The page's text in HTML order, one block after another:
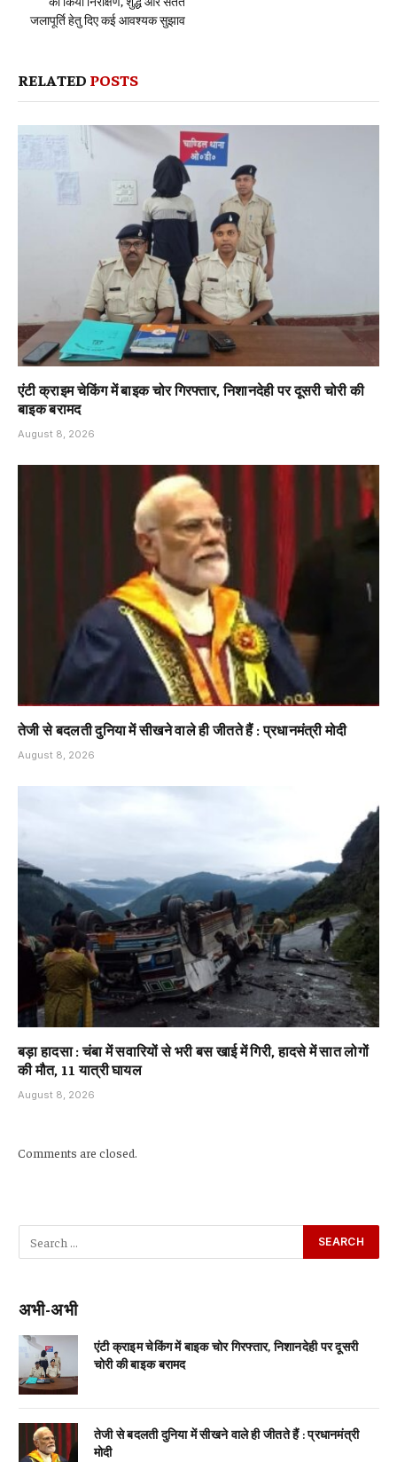
जलापूर्ति हेतु दिए कई आवश्यक सुझाव
RELATED POSTS
एंटी क्राइम चेकिंग में बाइक चोर गिरफ्तार, निशानदेही पर दूसरी चोरी की
बाइक बरामद
August 8, 2026
तेजी से बदलती दुनिया में सीखने वाले ही जीतते हैं : प्रधानमंत्री मोदी
August 8, 2026
बड़ा हादसा : चंबा में सवारियों से भरी बस खाई में गिरी, हादसे में सात लोगों
की मौत, 11 यात्री घायल
August 8, 2026
Comments are closed.
अभी-अभी
एंटी क्राइम चेकिंग में बाइक चोर गिरफ्तार, निशानदेही पर दूसरी
चोरी की बाइक बरामद
तेजी से बदलती दुनिया में सीखने वाले ही जीतते हैं : प्रधानमंत्री
मोदी